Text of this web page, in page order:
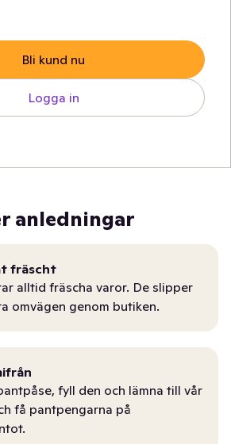
Bli kund nu
Logga in
anledningar
fräscht
alltid fräscha varor. De slipper
omvägen genom butiken.
fyll den och lämna till vår
få pantpengarna på